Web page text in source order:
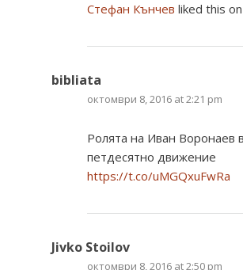
Стефан Кънчев liked this
bibliata
октомври 8, 2016 at 2:21 pm
Ролята на Иван Воронаев
петдесятно движение
https://t.co/uMGQxuFwRa
Jivko Stoilov
октомври 8, 2016 at 2:50 pm